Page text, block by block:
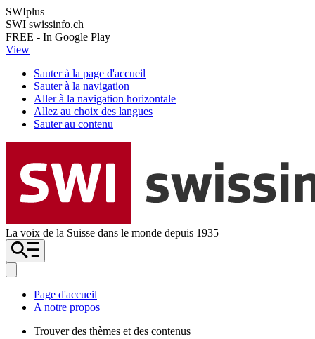
SWIplus
SWI swissinfo.ch
FREE - In Google Play
View
Sauter à la page d'accueil
Sauter à la navigation
Aller à la navigation horizontale
Allez au choix des langues
Sauter au contenu
La voix de la Suisse dans le monde depuis 1935
Page d'accueil
A notre propos
Trouver des thèmes et des contenus